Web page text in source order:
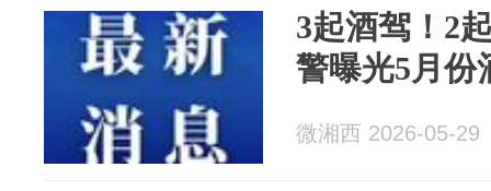
3起酒驾！2
警曝光5月份
微湘西 2026-05-29